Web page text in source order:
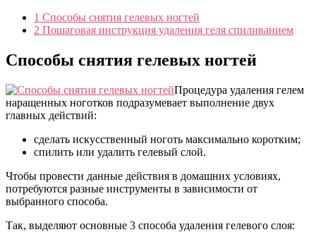
1 Способы снятия гелевых ногтей
2 Пошаговая инструкция удаления геля спиливанием
Способы снятия гелевых ногтей
Процедура удаления гелем
наращенных ноготков подразумевает выполнение двух
главных действий:
сделать искусственный ноготь максимально коротким;
спилить или удалить гелевый слой.
Чтобы провести данные действия в домашних условиях,
потребуются разные инструменты в зависимости от
выбранного способа.
Так, выделяют основные 3 способа удаления гелевого слоя: